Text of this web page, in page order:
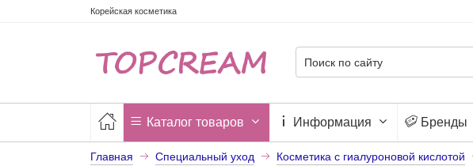
Корейская косметика
Каталог товаров Информация Бренды
Главная Специальный уход Косметика с гиалуроновой кислотой